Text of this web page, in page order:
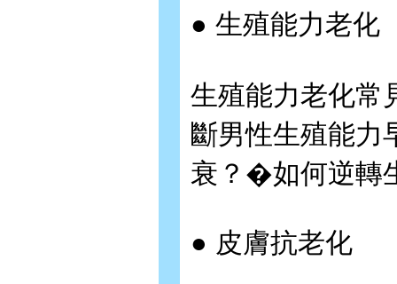
● 生殖能力老化
生殖能力老化
斷男性生殖能
衰？�如何逆轉
● 皮膚抗老化